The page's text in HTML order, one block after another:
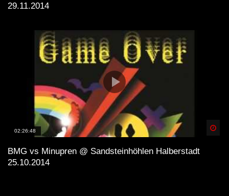
29.11.2014
02:26:48
BMG vs Minupren @ Sandsteinhöhlen Halberstadt
25.10.2014